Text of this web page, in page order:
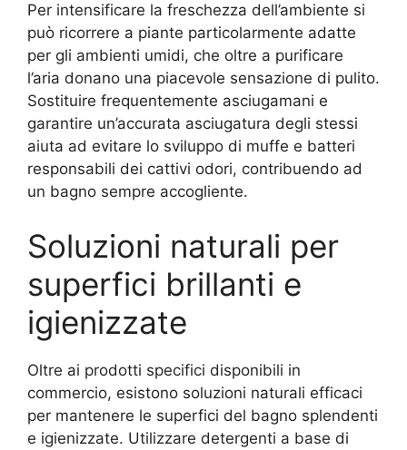
Per intensificare la freschezza dell’ambiente si
può ricorrere a piante particolarmente adatte
per gli ambienti umidi, che oltre a purificare
l’aria donano una piacevole sensazione di pulito.
Sostituire frequentemente asciugamani e
garantire un’accurata asciugatura degli stessi
aiuta ad evitare lo sviluppo di muffe e batteri
responsabili dei cattivi odori, contribuendo ad
un bagno sempre accogliente.
Soluzioni naturali per
superfici brillanti e
igienizzate
Oltre ai prodotti specifici disponibili in
commercio, esistono soluzioni naturali efficaci
per mantenere le superfici del bagno splendenti
e igienizzate. Utilizzare detergenti a base di